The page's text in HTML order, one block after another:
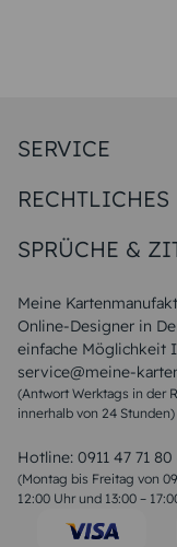
Meine
Online-Designer in
einfache Möglichkeit
service@meine-
(Antwort Werktags in der
innerhalb von 24 Stunden)
Hotline: 0911 47 71 80
(Montag bis Freitag von
12:00 Uhr und 13:00 –
SERVICE
Papiersorten
Unsere Produktion
Magazin
FAQ
RECHTLICHES
Widerrufsbelehrung
SPRÜCHE &
Liebeskummer Sprüche
Sommer Sprüche
Muttertagssprüche
Sprüche zur Hochzeit
Sprüche zur Konfirmation
Weihnachtsgedichte
Liebessprüche
Geburtstagssprüche
Trauersprüche
Konfirmation Glückwünsche